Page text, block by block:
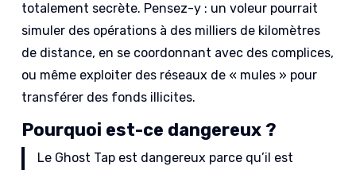
totalement secrète. Pensez-y : un voleur pourrait
simuler des opérations à des milliers de kilomètres
de distance, en se coordonnant avec des complices,
ou même exploiter des réseaux de « mules » pour
transférer des fonds illicites.
Pourquoi est-ce dangereux ?
Le Ghost Tap est dangereux parce qu’il est